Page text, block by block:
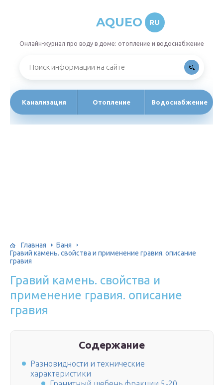
AQUEO RU
Онлайн-журнал про воду в доме: отопление и водоснабжение
Канализация Отопление Водоснабжение
Главная
Баня
Гравий камень. свойства и применение гравия. описание
гравия
Гравий камень. свойства и
применение гравия. описание
гравия
Содержание
Разновидности и технические
характеристики